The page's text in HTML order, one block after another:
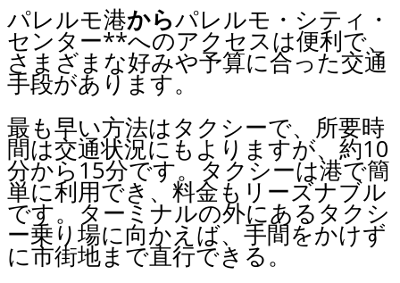
パレルモ港からパレルモ・シティ・
センター**へのアクセスは便利で、
さまざまな好みや予算に合った交通
手段があります。
最も早い方法はタクシーで、所要時
間は交通状況にもよりますが、約10
分から15分です。タクシーは港で簡
単に利用でき、料金もリーズナブル
です。ターミナルの外にあるタクシ
ー乗り場に向かえば、手間をかけず
に市街地まで直行できる。